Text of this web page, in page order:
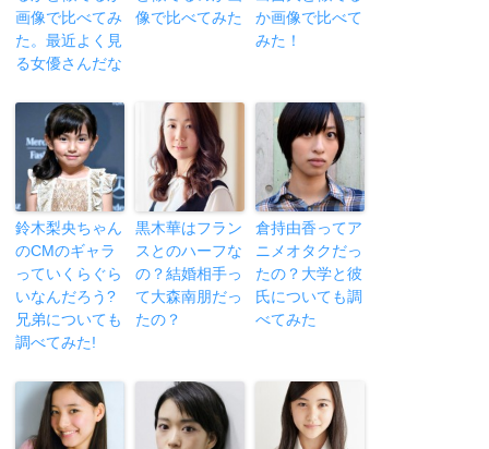
画像で比べてみ
た。最近よく見
る女優さんだな
像で比べてみた
か画像で比べて
みた！
鈴木梨央ちゃん
のCMのギャラ
っていくらぐら
いなんだろう?
兄弟についても
調べてみた!
黒木華はフラン
スとのハーフな
の？結婚相手っ
て大森南朋だっ
たの？
倉持由香ってア
ニメオタクだっ
たの？大学と彼
氏についても調
べてみた